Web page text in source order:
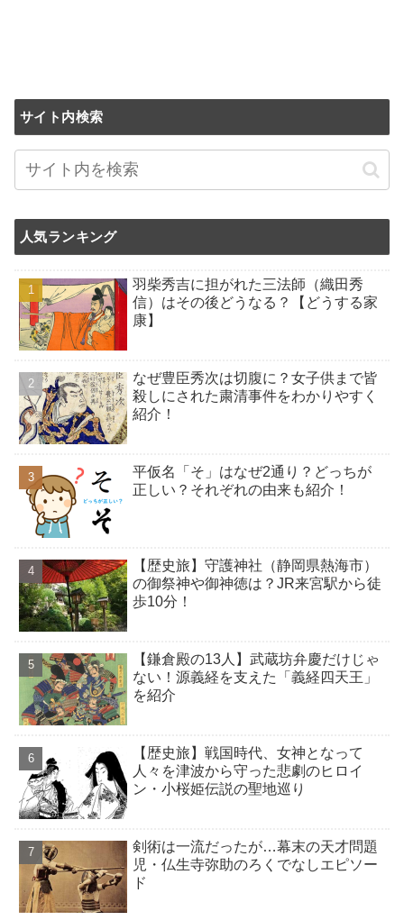
サイト内検索
人気ランキング
羽柴秀吉に担がれた三法師（織田秀
信）はその後どうなる？【どうする家
康】
なぜ豊臣秀次は切腹に？女子供まで皆
殺しにされた粛清事件をわかりやすく
紹介！
平仮名「そ」はなぜ2通り？どっちが
正しい？それぞれの由来も紹介！
【歴史旅】守護神社（静岡県熱海市）
の御祭神や御神徳は？JR来宮駅から徒
歩10分！
【鎌倉殿の13人】武蔵坊弁慶だけじゃ
ない！源義経を支えた「義経四天王」
を紹介
【歴史旅】戦国時代、女神となって
人々を津波から守った悲劇のヒロイ
ン・小桜姫伝説の聖地巡り
剣術は一流だったが…幕末の天才問題
児・仏生寺弥助のろくでなしエピソー
ド